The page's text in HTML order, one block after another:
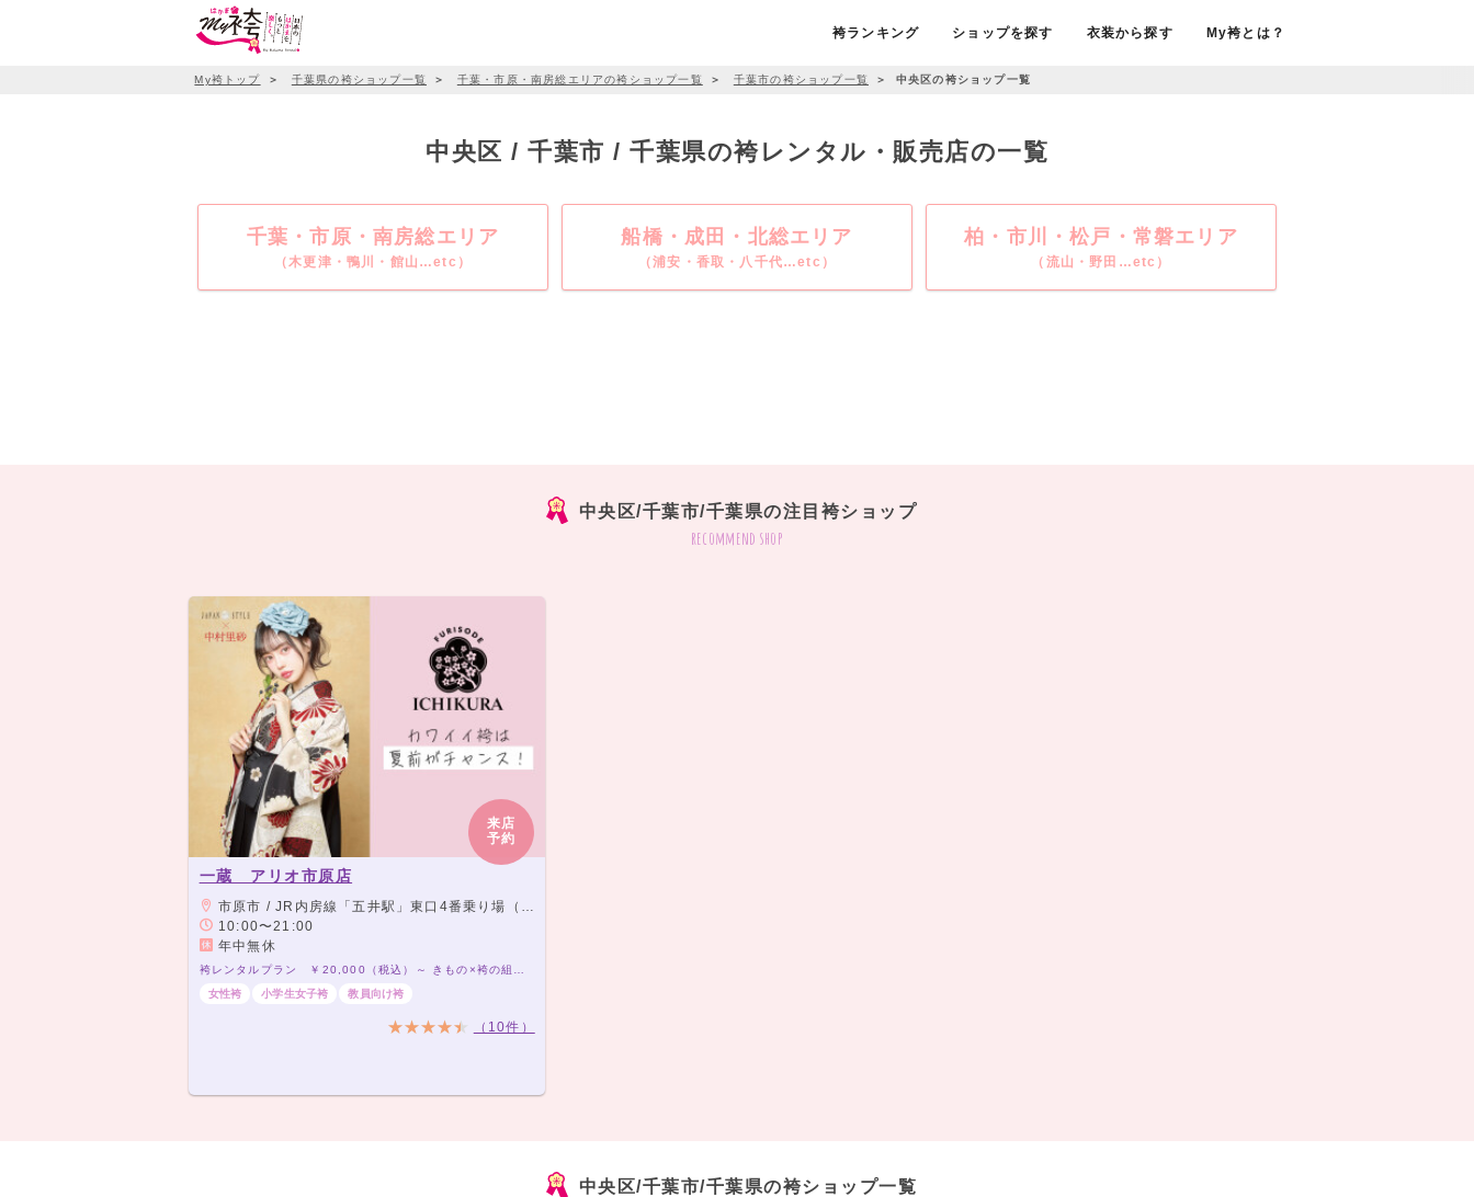
袴ランキング ショップを探す 衣装から探す My袴とは？
My袴トップ ＞ 千葉県の袴ショップ一覧 ＞ 千葉・市原・南房総エリアの袴ショップ一覧 ＞ 千葉市の袴ショップ一覧 ＞ 中央区の袴ショップ一覧
中央区 / 千葉市 / 千葉県の袴レンタル・販売店の一覧
千葉・市原・南房総エリア
（木更津・鴨川・館山…etc）
船橋・成田・北総エリア
（浦安・香取・八千代…etc）
柏・市川・松戸・常磐エリア
（流山・野田…etc）
中央区/千葉市/千葉県の注目袴ショップ
recommend shop
来店
予約
一蔵 アリオ市原店
市原市 / JR内房線「五井駅」東口4番乗り場（一部3番乗り場）よりバスにて約6分、「アリオ市原」下車徒歩2分
10:00〜21:00
年中無休
女性袴
小学生女子袴 教員向け袴
（10件）
中央区/千葉市/千葉県の袴ショップ一覧